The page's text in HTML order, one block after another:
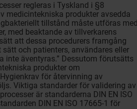
regleras i Tyskland i §8
medicintekniska produkter avsedda
tillstånd måste utföras med
med beaktande av tillverkarens
att dessa procedurers framgång
och patienters, användares eller
inte äventyras.” Dessutom förutsätts
produkter om
för återvinning av
Viktiga standarder för validering av
är standarderna DIN EN ISO
DIN EN ISO 17665-1 för